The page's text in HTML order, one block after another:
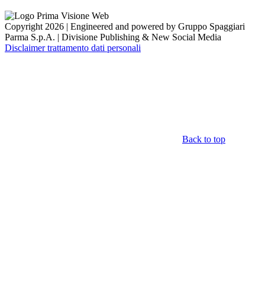
Copyright 2026 | Engineered and powered by Gruppo Spaggiari
Parma S.p.A. | Divisione Publishing & New Social Media
Disclaimer trattamento dati personali
Back to top